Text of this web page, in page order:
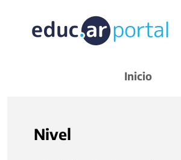
Inicio
Nivel